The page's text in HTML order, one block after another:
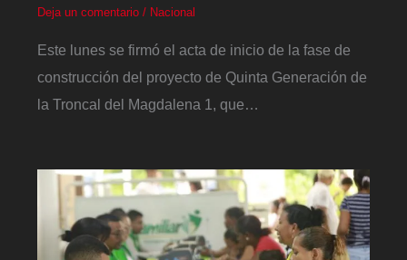
Deja un comentario / Nacional
Este lunes se firmó el acta de inicio de la fase de
construcción del proyecto de Quinta Generación de
la Troncal del Magdalena 1, que…